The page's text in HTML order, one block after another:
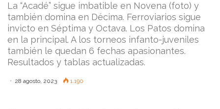
La “Acadé” sigue imbatible en Novena (foto) y
también domina en Décima. Ferroviarios sigue
invicto en Séptima y Octava. Los Patos domina
en la principal. A los torneos infanto-juveniles
también le quedan 6 fechas apasionantes.
Resultados y tablas actualizadas.
28 agosto, 2023 1.190